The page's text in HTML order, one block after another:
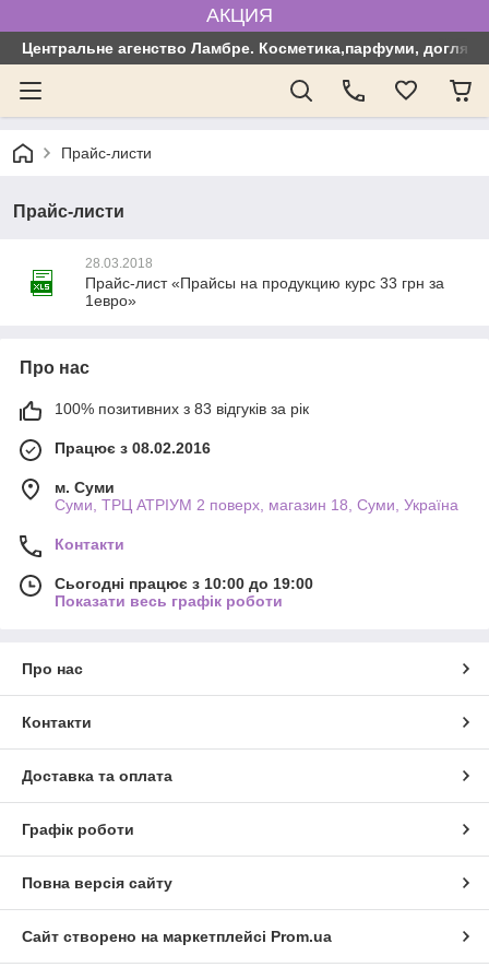
АКЦИЯ
Центральне агенство Ламбре. Косметика,парфуми, догляд
Прайс-листи
Прайс-листи
28.03.2018
Прайс-лист «Прайсы на продукцию курс 33 грн за
1евро»
Про нас
100% позитивних з 83 відгуків за рік
Працює з 08.02.2016
м. Суми
Суми, ТРЦ АТРІУМ 2 поверх, магазин 18, Суми, Україна
Контакти
Сьогодні працює з 10:00 до 19:00
Показати весь графік роботи
Про нас
Контакти
Доставка та оплата
Графік роботи
Повна версія сайту
Сайт створено на маркетплейсі Prom.ua